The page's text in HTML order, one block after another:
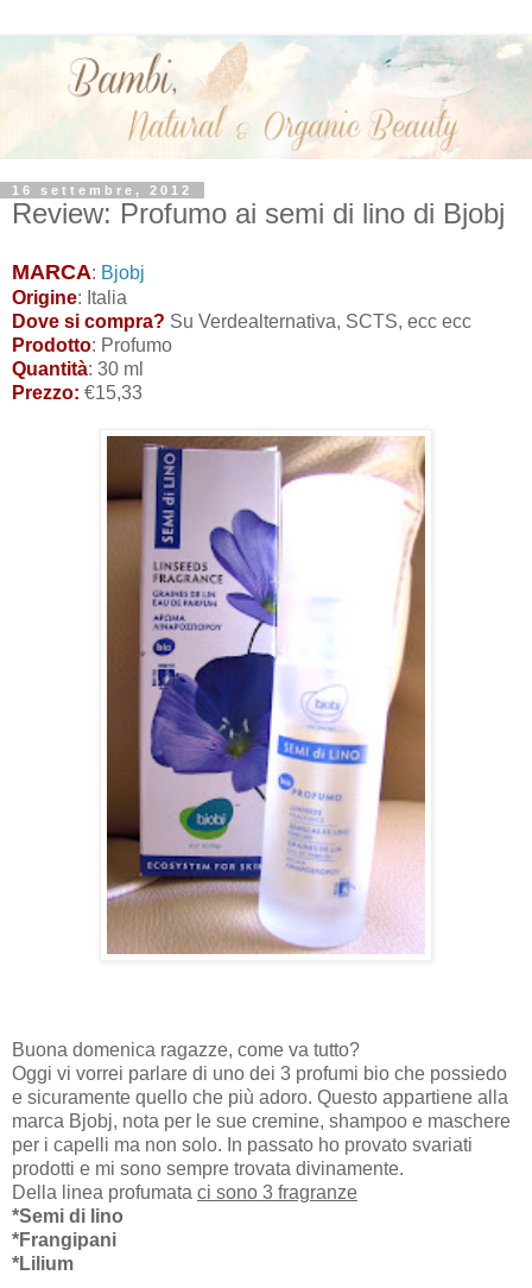
16 settembre, 2012
Review: Profumo ai semi di lino di Bjobj
MARCA: Bjobj
Origine: Italia
Dove si compra? Su Verdealternativa, SCTS, ecc ecc
Prodotto: Profumo
Quantità: 30 ml
Prezzo: €15,33
Buona domenica ragazze, come va tutto?
Oggi vi vorrei parlare di uno dei 3 profumi bio che possiedo
e sicuramente quello che più adoro. Questo appartiene alla
marca Bjobj, nota per le sue cremine, shampoo e maschere
per i capelli ma non solo. In passato ho provato svariati
prodotti e mi sono sempre trovata divinamente.
Della linea profumata ci sono 3 fragranze
*Semi di lino
*Frangipani
*Lilium